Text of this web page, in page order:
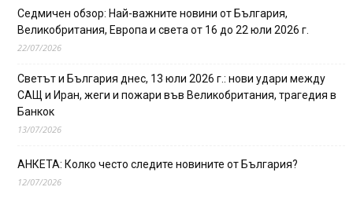
Седмичен обзор: Най-важните новини от България,
Великобритания, Европа и света от 16 до 22 юли 2026 г.
22/07/2026
Светът и България днес, 13 юли 2026 г.: нови удари между
САЩ и Иран, жеги и пожари във Великобритания, трагедия в
Банкок
13/07/2026
АНКЕТА: Колко често следите новините от България?
12/07/2026